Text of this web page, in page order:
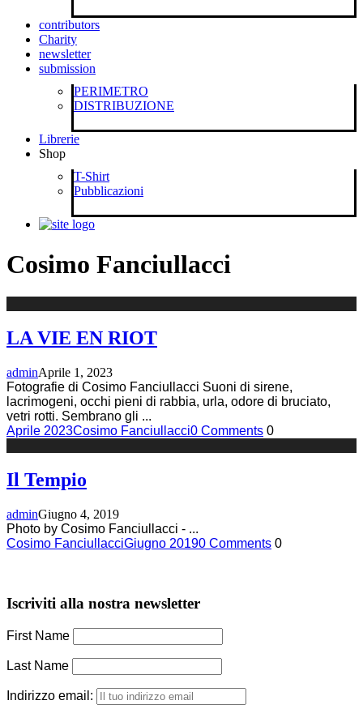
contributors
Charity
newsletter
submission
PERIMETRO
DISTRIBUZIONE
Librerie
Shop
T-Shirt
Pubblicazioni
Cosimo Fanciullacci
LA VIE EN RIOT
adminAprile 1, 2023
Fotografie di Cosimo Fanciullacci Suoni di sirene,
lacrimogeni, occhi pieni di rabbia, urla, odore di bruciato,
vetri rotti. Sembrano gli ...
Aprile 2023Cosimo Fanciullacci0 Comments 0
Il Tempio
adminGiugno 4, 2019
Photo by Cosimo Fanciullacci - ...
Cosimo FanciullacciGiugno 20190 Comments 0
Iscriviti alla nostra newsletter
First Name
Last Name
Indirizzo email: